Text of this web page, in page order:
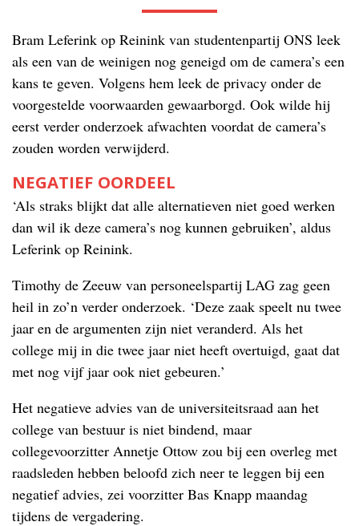
Bram Leferink op Reinink van studentenpartij ONS leek
als een van de weinigen nog geneigd om de camera’s een
kans te geven. Volgens hem leek de privacy onder de
voorgestelde voorwaarden gewaarborgd. Ook wilde hij
eerst verder onderzoek afwachten voordat de camera’s
zouden worden verwijderd.
NEGATIEF OORDEEL
‘Als straks blijkt dat alle alternatieven niet goed werken
dan wil ik deze camera’s nog kunnen gebruiken’, aldus
Leferink op Reinink.
Timothy de Zeeuw van personeelspartij LAG zag geen
heil in zo’n verder onderzoek. ‘Deze zaak speelt nu twee
jaar en de argumenten zijn niet veranderd. Als het
college mij in die twee jaar niet heeft overtuigd, gaat dat
met nog vijf jaar ook niet gebeuren.’
Het negatieve advies van de universiteitsraad aan het
college van bestuur is niet bindend, maar
collegevoorzitter Annetje Ottow zou bij een overleg met
raadsleden hebben beloofd zich neer te leggen bij een
negatief advies, zei voorzitter Bas Knapp maandag
tijdens de vergadering.